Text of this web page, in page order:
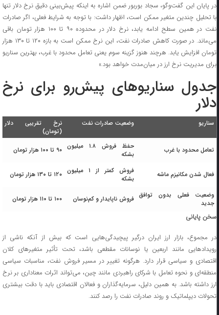
در پایان این گفت‌وگو، سجاد بوربور ضمن اشاره به اینکه پیش‌بینی دقیق نرخ دلار تنها
با تحلیل چندین متغیر ممکن است، اظهار داشت: با توجه به شرایط فعلی، اگر صادرات
نفت در همین سطح ادامه یابد، نرخ دلار در محدوده ۹۰ تا ۱۰۰ هزار تومان باقی
می‌ماند. در صورت کاهش صادرات نفت، این نرخ ممکن است به بازه ۱۲۰ تا ۱۳۰ هزار
تومان افزایش یابد. هرچند هنوز گزینه سوم یعنی تعامل محدود با غرب، بهترین سناریو
برای مدیریت نرخ ارز در میان‌مدت خواهد بود.»
جدول سناریوهای پیش‌رو برای نرخ
دلار
سناریو وضعیت صادرات نفت
نرخ تقریبی دلار
(تومان)
تعامل محدود با غرب
حفظ فروش ۱.۸ میلیون
بشکه
۹۰ تا ۱۰۰ هزار تومان
فعال شدن مکانیزم ماشه
فروش کمتر از ۱ میلیون
بشکه
۱۲۰ تا ۱۳۰ هزار تومان
وضعیت فعلی بدون توافق
جدید
فروش ناپایدار و کم‌نوسان ۱۰۰ تا ۱۱۰ هزار تومان
سخن پایانی
در مجموع، بازار ارز ایران درگیر پیچیدگی‌هایی است که بیش از آنکه ناشی از
رویدادهایی مانند اربعین یا نوسانات مقطعی باشد، تحت تأثیر متغیرهای کلان
اقتصادی و سیاسی قرار دارد. هرگونه تغییر در مسیر فروش نفت، مناسبات سیاسی
منطقه‌ای و نحوه تعامل با شرکای راهبردی مانند چین، می‌تواند اثرات معناداری بر نرخ
ارز داشته باشد. به همین دلیل، سرمایه‌گذاران و فعالان اقتصادی باید با دقت بیشتری
تحولات دیپلماتیک و روند صادرات نفت را رصد کنند.